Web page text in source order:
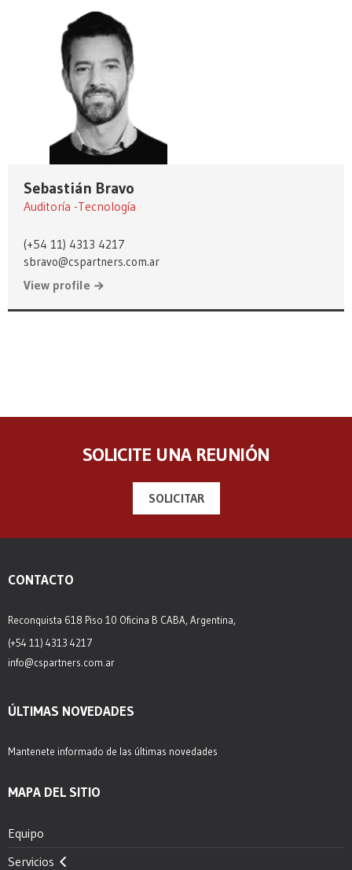
Sebastián Bravo
Auditoría -Tecnología
(+54 11) 4313 4217
sbravo@cspartners.com.ar
View profile
SOLICITE UNA REUNIÓN
SOLICITAR
CONTACTO
Reconquista 618 Piso 10 Oficina B CABA, Argentina,
(+54 11) 4313 4217
info@cspartners.com.ar
ÚLTIMAS NOVEDADES
Mantenete informado de las últimas novedades
MAPA DEL SITIO
Equipo
Servicios